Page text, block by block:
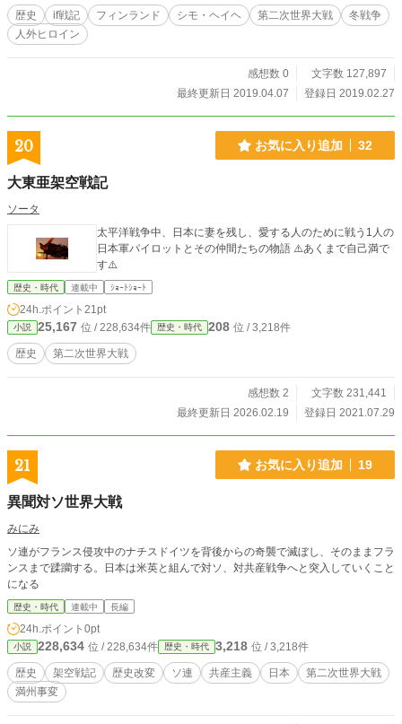
カワウ中隊へ、とある人物が配属されて……？ ※ギャグ、感
動、シリアス、戦闘あり ※この物語はif戦記です。実際の人
歴史 if戦記 フィンランド シモ・ヘイヘ 第二次世界大戦
冬戦争
人外ヒロイン
感想数 0
文字数 127,897
最終更新日 2019.04.07
登録日 2019.02.27
20 お気に入り追加 32
大東亜架空戦記
ソータ
太平洋戦争中、日本に妻を残し、愛する人のために戦う1人の
日本軍パイロットとその仲間たちの物語 ⚠️あくまで自己満で
す⚠️
歴史・時代 連載中 ｼｮｰﾄｼｮｰﾄ
24h.ポイント 21pt
小説 25,167 位 / 228,634件 歴史・時代 208 位 / 3,218件
歴史 第二次世界大戦
感想数 2
文字数 231,441
最終更新日 2026.02.19
登録日 2021.07.29
21 お気に入り追加 19
異聞対ソ世界大戦
みにみ
ソ連がフランス侵攻中のナチスドイツを背後からの奇襲で滅ぼし、そのままフラ
ンスまで蹂躪する。日本は米英と組んで対ソ、対共産戦争へと突入していくこと
になる
歴史・時代 連載中 長編
24h.ポイント 0pt
小説 228,634 位 / 228,634件 歴史・時代 3,218 位 / 3,218件
歴史 架空戦記 歴史改変 ソ連 共産主義 日本
第二次世界大戦
満州事変